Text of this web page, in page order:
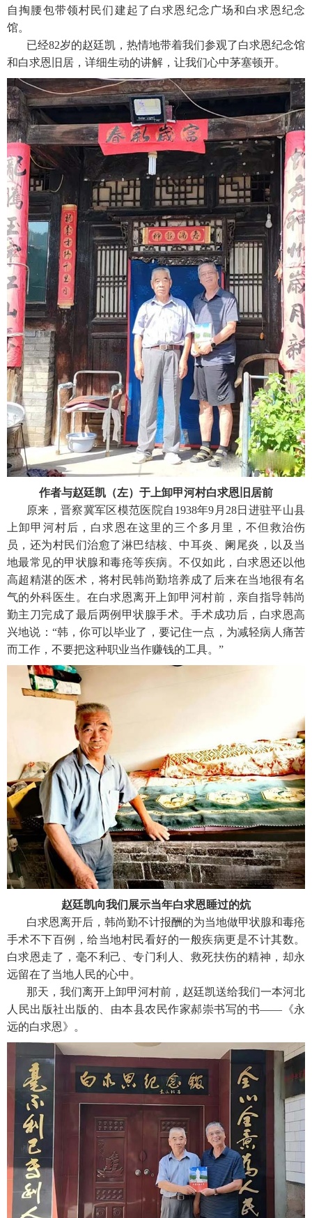
自掏腰包带领村民们建起了白求恩纪念广场和白求恩纪念
馆。
已经82岁的赵廷凯，热情地带着我们参观了白求恩纪念馆
和白求恩旧居，详细生动的讲解，让我们心中茅塞顿开。
作者与赵廷凯（左）于上卸甲河村白求恩旧居前
原来，晋察冀军区模范医院自1938年9月28日进驻平山县
上卸甲河村后，白求恩在这里的三个多月里，不但救治伤
员，还为村民们治愈了淋巴结核、中耳炎、阑尾炎，以及当
地最常见的甲状腺和毒疮等疾病。不仅如此，白求恩还以他
高超精湛的医术，将村民韩尚勤培养成了后来在当地很有名
气的外科医生。在白求恩离开上卸甲河村前，亲自指导韩尚
勤主刀完成了最后两例甲状腺手术。手术成功后，白求恩高
兴地说：“韩，你可以毕业了，要记住一点，为减轻病人痛苦
而工作，不要把这种职业当作赚钱的工具。”
赵廷凯向我们展示当年白求恩睡过的炕
白求恩离开后，韩尚勤不计报酬的为当地做甲状腺和毒疮
手术不下百例，给当地村民看好的一般疾病更是不计其数。
白求恩走了，毫不利己、专门利人、救死扶伤的精神，却永
远留在了当地人民的心中。
那天，我们离开上卸甲河村前，赵廷凯送给我们一本河北
人民出版社出版的、由本县农民作家郝崇书写的书——《永
远的白求恩》。